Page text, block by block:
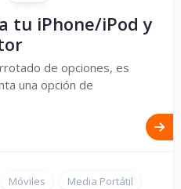
tu iPhone/iPod y
de opciones, es
una opción de
Móviles Media Portátil